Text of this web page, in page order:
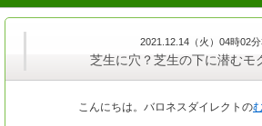
2021.12.14（火）04時02
芝生に穴？芝生の下に潜むモ
こんにちは。バロネスダイレクトの